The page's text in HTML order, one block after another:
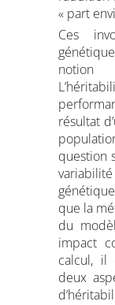
« part
Ces
notion
résultat
question
que la
du
impact
calcul, il
deux